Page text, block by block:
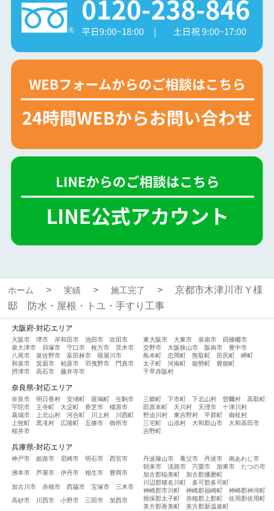
ホーム 実績 施工完了
京都市木津川市Ｙ様
邸 防水・屋根・トユ・手すり工事
大阪府-対応エリア
大阪市 堺市 岸和田市 池田市
吹田市
泉大津市
貝塚市 守口市 枚方市
茨木市
八尾市
泉佐野市 富田林市
寝屋川市
和泉市
箕面市 柏原市 羽曳野市
門真市
摂津市
高石市 藤井寺市
東大阪市 大東市 泉南市
四條畷市
交野市
大阪狭山市 阪南市
豊中市
島本町
忠岡町 熊取町 田尻町
岬町
太子町
河南町 能勢町
豊能町
千早赤阪村
奈良県-対応エリア
奈良市 明日香村 安堵町 斑鳩町
生駒市
宇陀市
王寺町 大淀町 香芝市
橿原市
葛城市
上北山村 河合町 川上村
川西町
上牧町
黒滝村 広陵町 五條市
御所市
桜井市
三郷町 下市町 下北山村 曽爾村
高取町
田原本町
天川村 天理市
十津川村
野迫川村
東吉野村 平群町
御杖村
三宅町
山添村 大和郡山市
大和高田市
吉野町
兵庫県-対応エリア
神戸市 姫路市 尼崎市 明石市 西宮市
洲本市 芦屋市 伊丹市 相生市 豊岡市
加古川市 赤穂市 西脇市 宝塚市 三木市
高砂市 川西市 小野市 三田市 加西市
丹波篠山市 養父市 丹波市
南あわじ市
朝来市
淡路市 宍粟市 加東市
たつの市
加古郡稲美町
加古郡播磨町
川辺郡猪名川町
多可郡多可町
神崎郡市川町
神崎郡福崎町
神崎郡神河町
揖保郡太子町
赤穂郡上郡町
佐用郡佐用町
美方郡香美町
美方郡新温泉町